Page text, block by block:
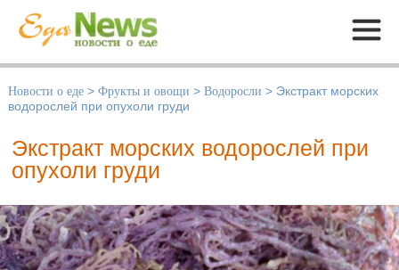
Меню
Новости о еде > Фрукты и овощи > Водоросли > Экстракт морских
водорослей при опухоли груди
Экстракт морских водорослей при
опухоли груди